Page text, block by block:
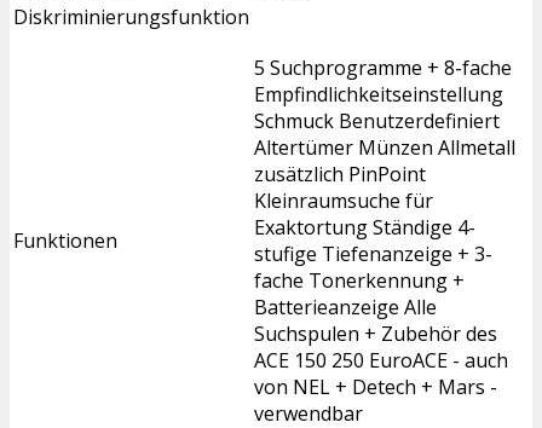
Diskriminierungsfunktion
Funktionen
5 Suchprogramme + 8-fache
Empfindlichkeitseinstellung
Schmuck Benutzerdefiniert
Altertümer Münzen Allmetall
zusätzlich PinPoint
Kleinraumsuche für
Exaktortung Ständige 4-
stufige Tiefenanzeige + 3-
fache Tonerkennung +
Batterieanzeige Alle
Suchspulen + Zubehör des
ACE 150 250 EuroACE - auch
von NEL + Detech + Mars -
verwendbar